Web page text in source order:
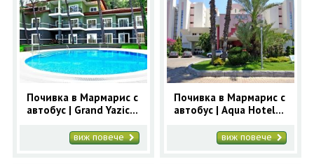
Почивка в Мармарис с
автобус | Grand Yazici
записвания Мармарис
виж повече
Почивка в Мармарис с
автобус | Aqua Hotel
Мармарисвиж повече